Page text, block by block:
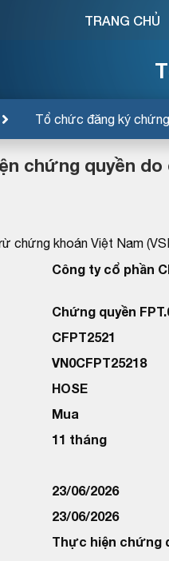
Tổ chức đăng ký
TRANG CHỦ
chứng quyền do
chứng khoán Việt Nam
Công ty cổ phần
Chứng quyền
CFPT2521
VN0CFPT25218
HOSE
Mua
11 tháng
23/06/2026
23/06/2026
Thực hiện chứng